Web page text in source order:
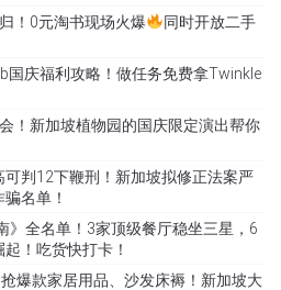
！0元淘书现场火爆
同时开放二手
国庆福利攻略！做任务免费拿Twinkle
！新加坡植物园的国庆限定演出帮你
判12下鞭刑！新加坡拟修正法案严
名单！
》全名单！3家顶级餐厅稳坐三星，6
！吃货快打卡！
爆款家居用品、沙发床褥！新加坡大